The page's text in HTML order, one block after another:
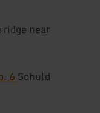
near
6 Schuld